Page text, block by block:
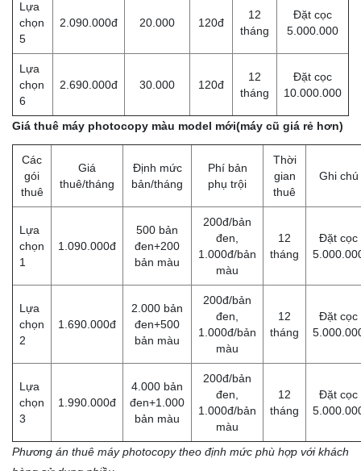
Lựa
chọn
5
2.090.000đ 20.000 120đ
12
tháng
Đặt cọc
5.000.000
Lựa
chọn
6
2.690.000đ 30.000 120đ
12
tháng
Đặt cọc
10.000.000
Giá thuê máy photocopy màu model mới(máy cũ giá rẻ hơn)
Các
gói
thuê
Giá
thuê/tháng
Định mức
bản/tháng
Phí bản
phụ trội
Thời
gian
thuê
Ghi chú
Lựa
chọn
1
1.090.000đ
500 bản
đen+200
bản màu
200đ/bản
đen,
1.000đ/bản
màu
12
tháng
Đặt cọc
Lựa
chọn
2
1.690.000đ
2.000 bản
đen+500
bản màu
200đ/bản
đen,
1.000đ/bản
màu
12
tháng
Đặt cọc
Lựa
chọn
3
1.990.000đ
4.000 bản
đen+1.000
bản màu
200đ/bản
đen,
1.000đ/bản
màu
12
tháng
Đặt cọc
Phương án thuê máy photocopy theo định mức phù hợp với khách